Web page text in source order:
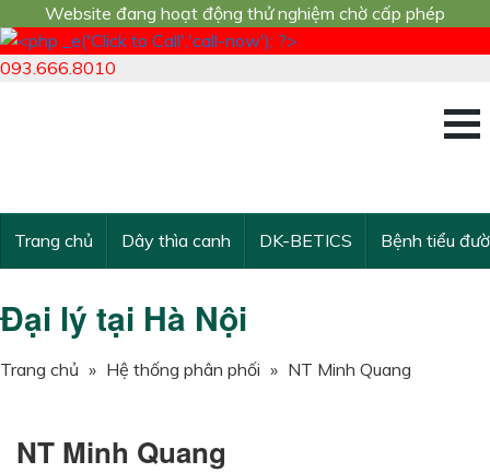
Website đang hoạt động thử nghiệm chờ cấp phép
093.666.8010
Trang chủ Dây thìa canh DK-BETICS Bệnh tiểu
Đại lý tại Hà Nội
Trang chủ » Hệ thống phân phối » NT Minh Quang
NT Minh Quang